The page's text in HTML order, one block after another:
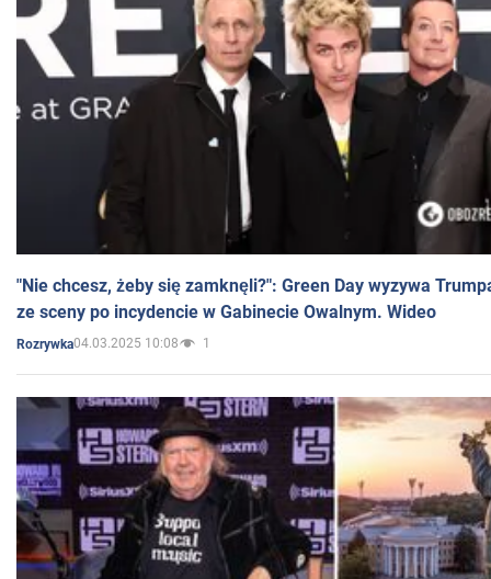
"Nie chcesz, żeby się zamknęli?": Green Day wyzywa
ze sceny po incydencie w Gabinecie Owalnym. Wideo
Rozrywka04.03.2025 10:08 1